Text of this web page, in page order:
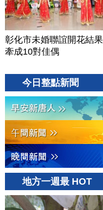
彰化市未婚聯誼開花結果
牽成10對佳偶
今日整點新聞
地方一週最 HOT